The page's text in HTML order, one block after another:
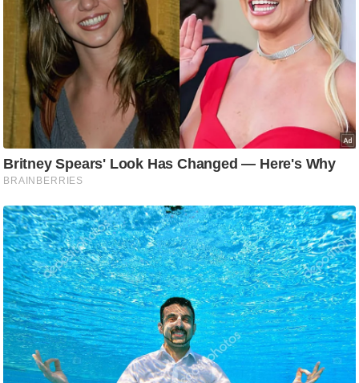
n
g
N
e
इ
फ
स्टा
इ
ल
टे
क्नॉ
लॉ
जी
ब्यू
टी